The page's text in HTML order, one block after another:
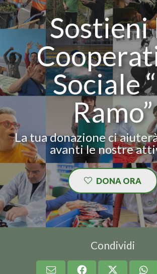
Sostieni
Sociale
Ramo”
La tua donazione ci
avanti le nostre
DONA ORA
Condividi